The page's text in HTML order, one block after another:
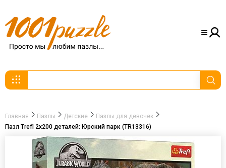
Главная Пазлы Детские
Пазлы для девочек
Пазл Trefl 2х200 деталей: Юрский парк (TR13316)